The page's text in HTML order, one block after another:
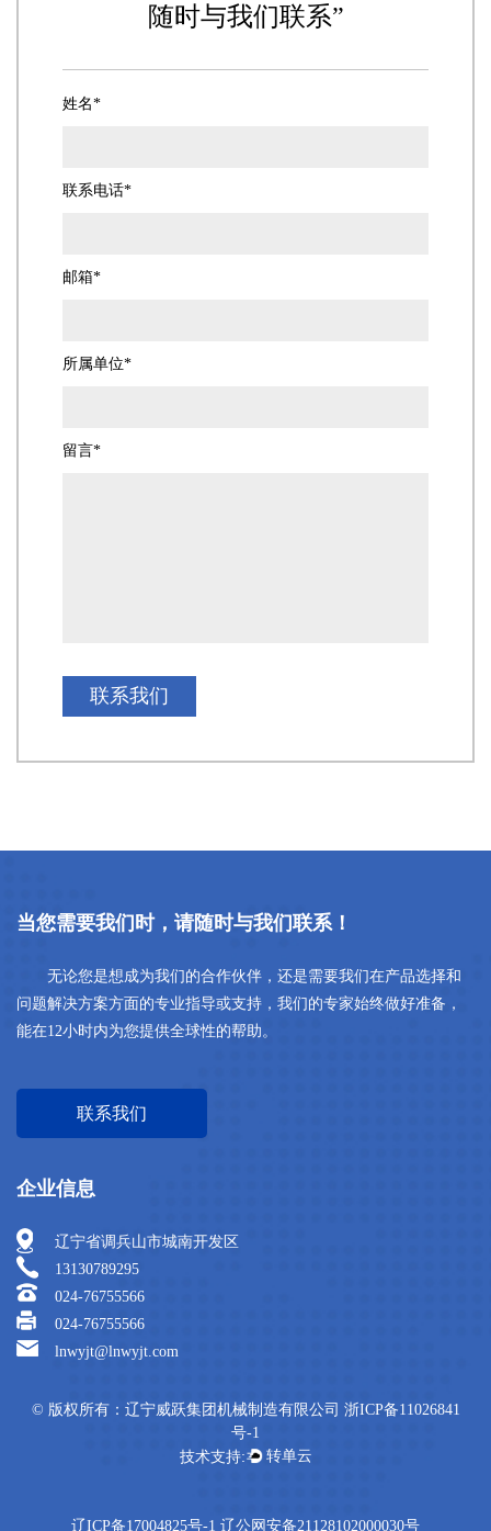
随时与我们联系”
姓名*
联系电话*
邮箱*
所属单位*
留言*
联系我们
当您需要我们时，请随时与我们联系！
无论您是想成为我们的合作伙伴，还是需要我们在产品选择和
问题解决方案方面的专业指导或支持，我们的专家始终做好准备，
能在12小时内为您提供全球性的帮助。
联系我们
企业信息
辽宁省调兵山市城南开发区
13130789295
024-76755566
024-76755566
lnwyjt@lnwyjt.com
© 版权所有：辽宁威跃集团机械制造有限公司 浙ICP备11026841
号-1
辽ICP备17004825号-1 辽公网安备21128102000030号